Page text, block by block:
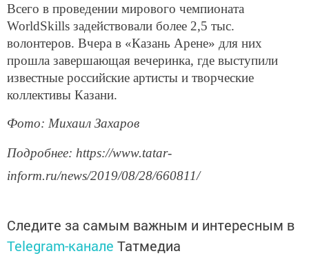
Всего в проведении мирового чемпионата
WorldSkills задействовали более 2,5 тыс.
волонтеров. Вчера в «Казань Арене» для них
прошла завершающая вечеринка, где выступили
известные российские артисты и творческие
коллективы Казани.
Фото: Михаил Захаров
Подробнее: https://www.tatar-
inform.ru/news/2019/08/28/660811/
Следите за самым важным и интересным в
Telegram-канале Татмедиа